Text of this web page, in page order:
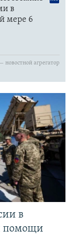
в
помощи